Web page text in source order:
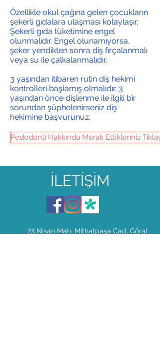
Özellikle okul çağına gelen çocukların
şekerli gıdalara ulaşması kolaylaşır,
Şekerli gıda tüketimine engel
olunmalıdır. Engel olunamıyorsa,
şeker yendikten sonra diş fırçalanmalı
veya su ile çalkalanmalıdır.
3 yaşından itibaren rutin diş hekimi
kontrolleri başlamış olmalıdır. 3
yaşından önce dişlenme ile ilgili bir
sorundan şüphelenirseniz diş
hekimine başvurunuz.
Pedodonti Hakkında Merak Ettikleriniz
İLETİŞİM
23 Nisan Mah. Mithatpaşa Cad, Göral